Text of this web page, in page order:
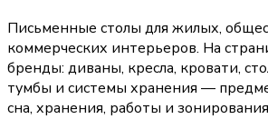
Письменные столы для жилых,
коммерческих интерьеров. На
бренды: диваны, кресла, кровати,
тумбы и системы хранения —
сна, хранения, работы и